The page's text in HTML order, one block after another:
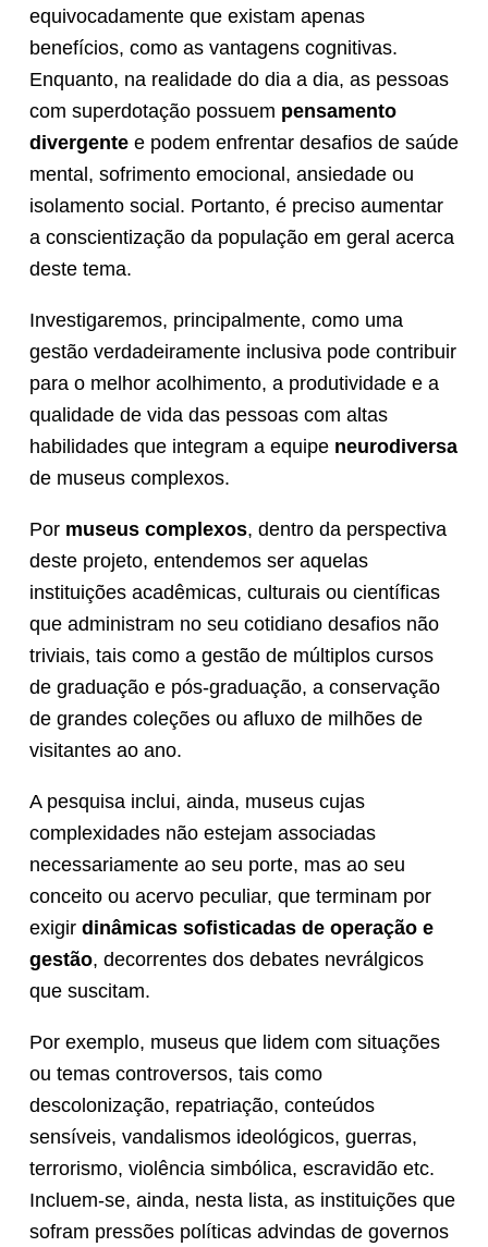
equivocadamente que existam apenas
benefícios, como as vantagens cognitivas.
Enquanto, na realidade do dia a dia, as pessoas
com superdotação possuem pensamento
divergente e podem enfrentar desafios de saúde
mental, sofrimento emocional, ansiedade ou
isolamento social. Portanto, é preciso aumentar
a conscientização da população em geral acerca
deste tema.
Investigaremos, principalmente, como uma
gestão verdadeiramente inclusiva pode contribuir
para o melhor acolhimento, a produtividade e a
qualidade de vida das pessoas com altas
habilidades que integram a equipe neurodiversa
de museus complexos.
Por museus complexos, dentro da perspectiva
deste projeto, entendemos ser aquelas
instituições acadêmicas, culturais ou científicas
que administram no seu cotidiano desafios não
triviais, tais como a gestão de múltiplos cursos
de graduação e pós-graduação, a conservação
de grandes coleções ou afluxo de milhões de
visitantes ao ano.
A pesquisa inclui, ainda, museus cujas
complexidades não estejam associadas
necessariamente ao seu porte, mas ao seu
conceito ou acervo peculiar, que terminam por
exigir dinâmicas sofisticadas de operação e
gestão, decorrentes dos debates nevrálgicos
que suscitam.
Por exemplo, museus que lidem com situações
ou temas controversos, tais como
descolonização, repatriação, conteúdos
sensíveis, vandalismos ideológicos, guerras,
terrorismo, violência simbólica, escravidão etc.
Incluem-se, ainda, nesta lista, as instituições que
sofram pressões políticas advindas de governos